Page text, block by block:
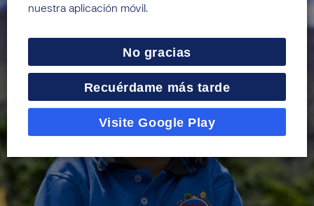
nuestra aplicación móvil.
No gracias
Recuérdame más tarde
Visite Google Play